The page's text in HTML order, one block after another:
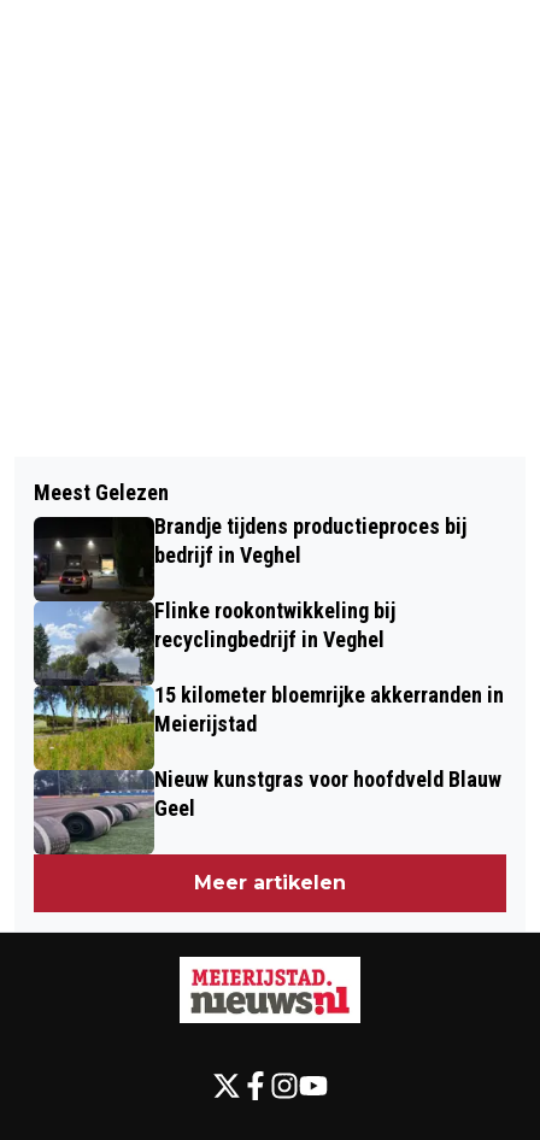
EHBO-VERENIGING VEGHEL GAAT
VERHUIZEN!
WAT KAN DE GORDIAANSE KNOOP
VOOR U BETEKENEN?
Meest Gelezen
Brandje tijdens productieproces bij
bedrijf in Veghel
Flinke rookontwikkeling bij
recyclingbedrijf in Veghel
15 kilometer bloemrijke akkerranden in
Meierijstad
Nieuw kunstgras voor hoofdveld Blauw
Geel
Meer artikelen